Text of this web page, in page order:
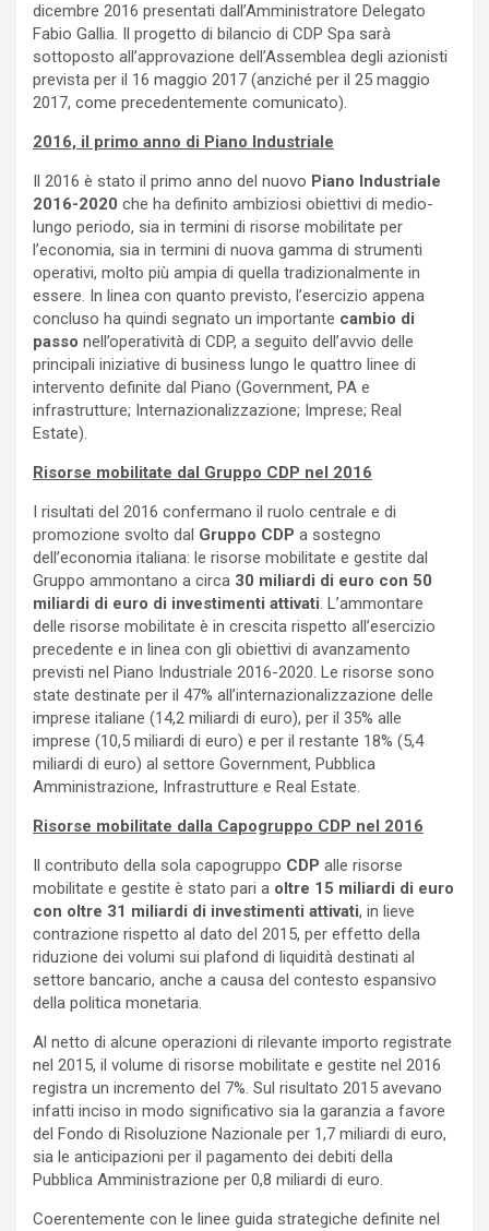
dicembre 2016 presentati dall’Amministratore Delegato
Fabio Gallia. Il progetto di bilancio di CDP Spa sarà
sottoposto all’approvazione dell’Assemblea degli azionisti
prevista per il 16 maggio 2017 (anziché per il 25 maggio
2017, come precedentemente comunicato).
2016, il primo anno di Piano Industriale
Il 2016 è stato il primo anno del nuovo Piano Industriale
2016-2020 che ha definito ambiziosi obiettivi di medio-
lungo periodo, sia in termini di risorse mobilitate per
l’economia, sia in termini di nuova gamma di strumenti
operativi, molto più ampia di quella tradizionalmente in
essere. In linea con quanto previsto, l’esercizio appena
concluso ha quindi segnato un importante cambio di
passo nell’operatività di CDP, a seguito dell’avvio delle
principali iniziative di business lungo le quattro linee di
intervento definite dal Piano (Government, PA e
infrastrutture; Internazionalizzazione; Imprese; Real
Estate).
Risorse mobilitate dal Gruppo CDP nel 2016
I risultati del 2016 confermano il ruolo centrale e di
promozione svolto dal Gruppo CDP a sostegno
dell’economia italiana: le risorse mobilitate e gestite dal
Gruppo ammontano a circa 30 miliardi di euro con 50
miliardi di euro di investimenti attivati. L’ammontare
delle risorse mobilitate è in crescita rispetto all’esercizio
precedente e in linea con gli obiettivi di avanzamento
previsti nel Piano Industriale 2016-2020. Le risorse sono
state destinate per il 47% all’internazionalizzazione delle
imprese italiane (14,2 miliardi di euro), per il 35% alle
imprese (10,5 miliardi di euro) e per il restante 18% (5,4
miliardi di euro) al settore Government, Pubblica
Amministrazione, Infrastrutture e Real Estate.
Risorse mobilitate dalla Capogruppo CDP nel 2016
Il contributo della sola capogruppo CDP alle risorse
mobilitate e gestite è stato pari a oltre 15 miliardi di euro
con oltre 31 miliardi di investimenti attivati, in lieve
contrazione rispetto al dato del 2015, per effetto della
riduzione dei volumi sui plafond di liquidità destinati al
settore bancario, anche a causa del contesto espansivo
della politica monetaria.
Al netto di alcune operazioni di rilevante importo registrate
nel 2015, il volume di risorse mobilitate e gestite nel 2016
registra un incremento del 7%. Sul risultato 2015 avevano
infatti inciso in modo significativo sia la garanzia a favore
del Fondo di Risoluzione Nazionale per 1,7 miliardi di euro,
sia le anticipazioni per il pagamento dei debiti della
Pubblica Amministrazione per 0,8 miliardi di euro.
Coerentemente con le linee guida strategiche definite nel